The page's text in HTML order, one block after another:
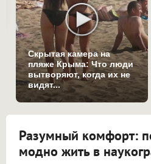
Скрытая камера на
пляже Крыма: Что люди
вытворяют, когда их не
видят...
Разумный комфорт:
модно жить в